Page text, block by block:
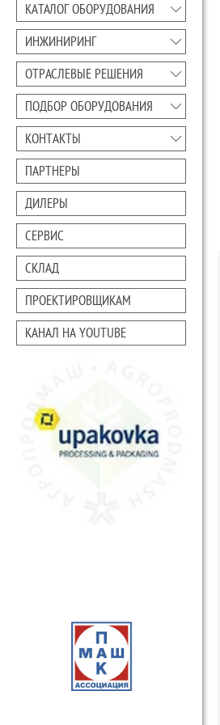
КАТАЛОГ ОБОРУДОВАНИЯ
ИНЖИНИРИНГ
ОТРАСЛЕВЫЕ РЕШЕНИЯ
ПОДБОР ОБОРУДОВАНИЯ
КОНТАКТЫ
ПАРТНЕРЫ
ДИЛЕРЫ
СЕРВИС
СКЛАД
ПРОЕКТИРОВЩИКАМ
КАНАЛ НА YOUTUBE